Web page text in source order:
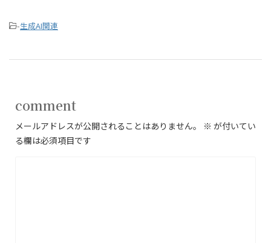
-生成AI関連
comment
メールアドレスが公開されることはありません。 ※ が付いてい
る欄は必須項目です